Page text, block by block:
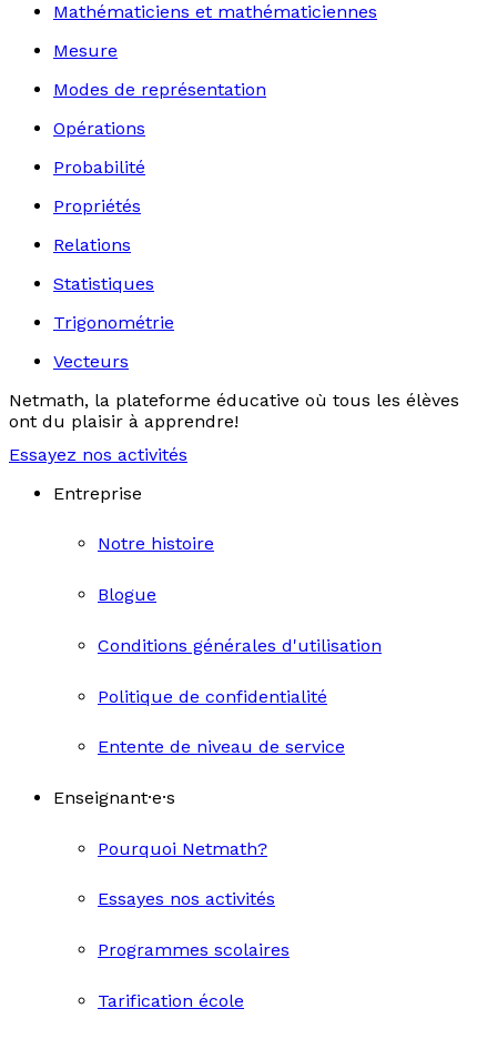
Mathématiciens et mathématiciennes
Mesure
Modes de représentation
Opérations
Probabilité
Propriétés
Relations
Statistiques
Trigonométrie
Vecteurs
Netmath, la plateforme éducative où tous les élèves
ont du plaisir à apprendre!
Essayez nos activités
Entreprise
Notre histoire
Blogue
Conditions générales d'utilisation
Politique de confidentialité
Entente de niveau de service
Enseignant·e·s
Pourquoi Netmath?
Essayes nos activités
Programmes scolaires
Tarification école